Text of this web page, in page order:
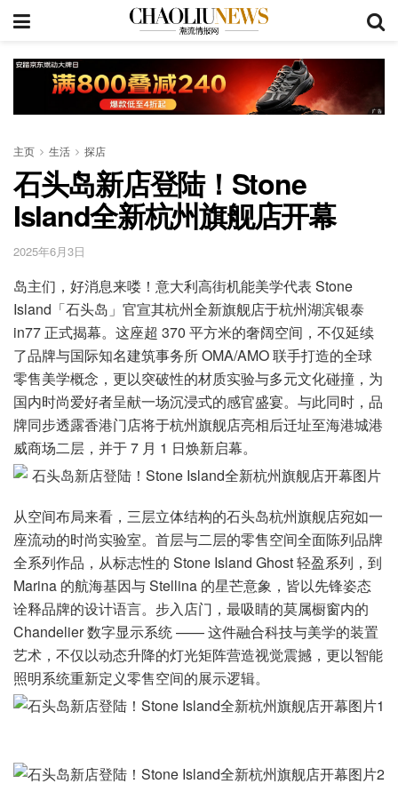
主页 生活 探店
石头岛新店登陆！Stone
Island全新杭州旗舰店开幕
2025年6月3日
岛主们，好消息来喽！意大利高街机能美学代表 Stone
Island「石头岛」官宣其杭州全新旗舰店于杭州湖滨银泰
in77 正式揭幕。这座超 370 平方米的奢阔空间，不仅延续
了品牌与国际知名建筑事务所 OMA/AMO 联手打造的全球
零售美学概念，更以突破性的材质实验与多元文化碰撞，为
国内时尚爱好者呈献一场沉浸式的感官盛宴。与此同时，品
牌同步透露香港门店将于杭州旗舰店亮相后迁址至海港城港
威商场二层，并于 7 月 1 日焕新启幕。
从空间布局来看，三层立体结构的石头岛杭州旗舰店宛如一
座流动的时尚实验室。首层与二层的零售空间全面陈列品牌
全系列作品，从标志性的 Stone Island Ghost 轻盈系列，到
Marina 的航海基因与 Stellina 的星芒意象，皆以先锋姿态
诠释品牌的设计语言。步入店门，最吸睛的莫属橱窗内的
Chandelier 数字显示系统 —— 这件融合科技与美学的装置
艺术，不仅以动态升降的灯光矩阵营造视觉震撼，更以智能
照明系统重新定义零售空间的展示逻辑。